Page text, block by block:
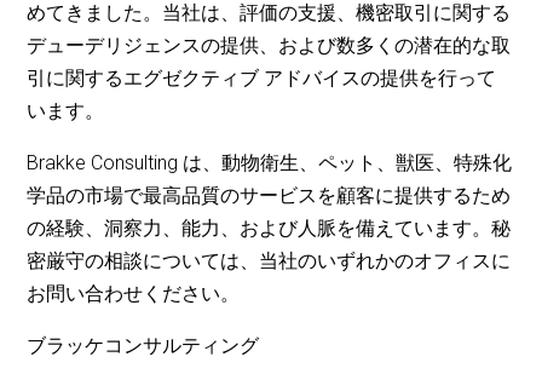
めてきました。当社は、評価の支援、機密取引に関する
デューデリジェンスの提供、および数多くの潜在的な取
引に関するエグゼクティブ アドバイスの提供を行って
います。
Brakke Consulting は、動物衛生、ペット、獣医、特殊化
学品の市場で最高品質のサービスを顧客に提供するため
の経験、洞察力、能力、および人脈を備えています。秘
密厳守の相談については、当社のいずれかのオフィスに
お問い合わせください。
ブラッケコンサルティング